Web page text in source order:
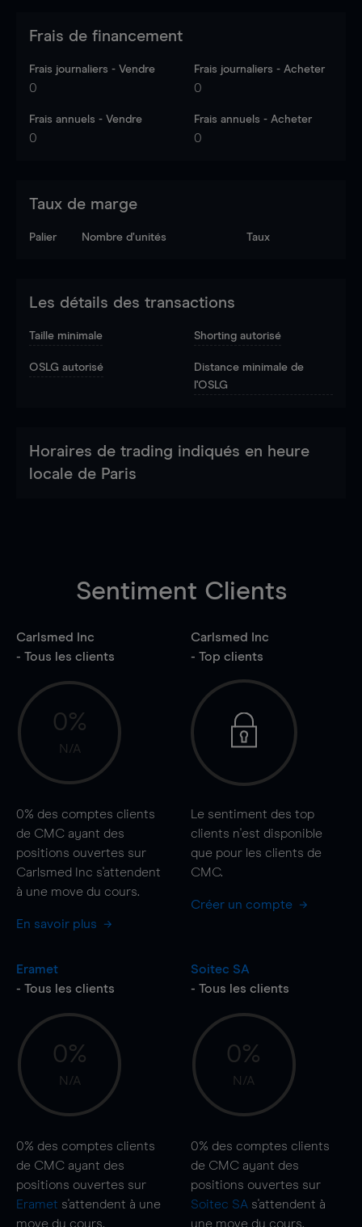
Frais de financement
Frais journaliers - Vendre
0
Frais journaliers - Acheter
0
Frais annuels - Vendre
0
Frais annuels - Acheter
0
Taux de marge
Palier Nombre d’unités Taux
Les détails des transactions
Taille minimale Shorting autorisé
OSLG autorisé
Distance minimale de
l'OSLG
Horaires de trading indiqués en heure
locale de Paris
Sentiment Clients
Carlsmed Inc
- Tous les clients
0%
N/A
0% des comptes clients
de CMC ayant des
positions ouvertes sur
Carlsmed Inc s'attendent
à une move du cours.
En savoir plus
Carlsmed Inc
- Top clients
Le sentiment des top
clients n'est disponible
que pour les clients de
CMC.
Créer un compte
Eramet
- Tous les clients
0%
N/A
0% des comptes clients
de CMC ayant des
positions ouvertes sur
Eramet s'attendent à une
move du cours.
Soitec SA
- Tous les clients
0%
N/A
0% des comptes clients
de CMC ayant des
positions ouvertes sur
Soitec SA s'attendent à
une move du cours.